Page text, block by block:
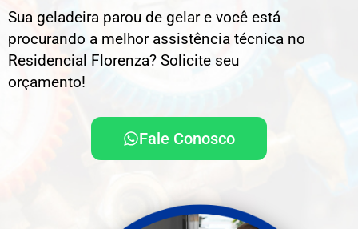
Sua geladeira parou de gelar e você está
procurando a melhor assistência técnica no
Residencial Florenza? Solicite seu
orçamento!
Fale Conosco